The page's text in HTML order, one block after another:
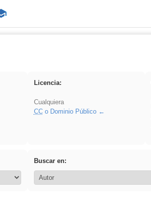
Licencia:
Cualquiera
CCo Dominio Público
Buscar en: